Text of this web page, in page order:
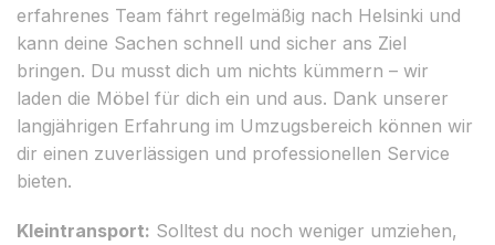
erfahrenes Team fährt regelmäßig nach Helsinki und
kann deine Sachen schnell und sicher ans Ziel
bringen. Du musst dich um nichts kümmern – wir
laden die Möbel für dich ein und aus. Dank unserer
langjährigen Erfahrung im Umzugsbereich können wir
dir einen zuverlässigen und professionellen Service
bieten.
Kleintransport: Solltest du noch weniger umziehen,